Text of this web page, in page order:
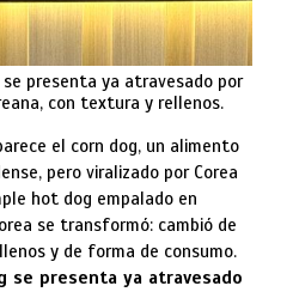
se presenta ya atravesado por
con textura y rellenos.
el corn dog, un alimento
pero viralizado por Corea
hot dog empalado en
se transformó: cambió de
y de forma de consumo.
se presenta ya atravesado